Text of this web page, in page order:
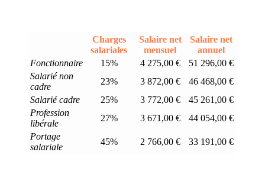
Charges
salariales
Salaire net
mensuel
Salaire net
annuel
Fonctionnaire
15% 4 275,00 €
51 296,00 €
Salarié non
cadre
23% 3 872,00 €
46 468,00 €
Salarié cadre
25% 3 772,00 €
45 261,00 €
Profession
libérale
27% 3 671,00 €
44 054,00 €
Portage
salariale
45% 2 766,00 € 33 191,00 €